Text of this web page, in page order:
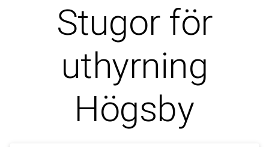
Stugor för
uthyrning
Högsby